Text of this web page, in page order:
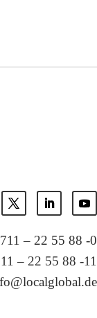
– 22 55 88 -0
– 22 55 88 -11